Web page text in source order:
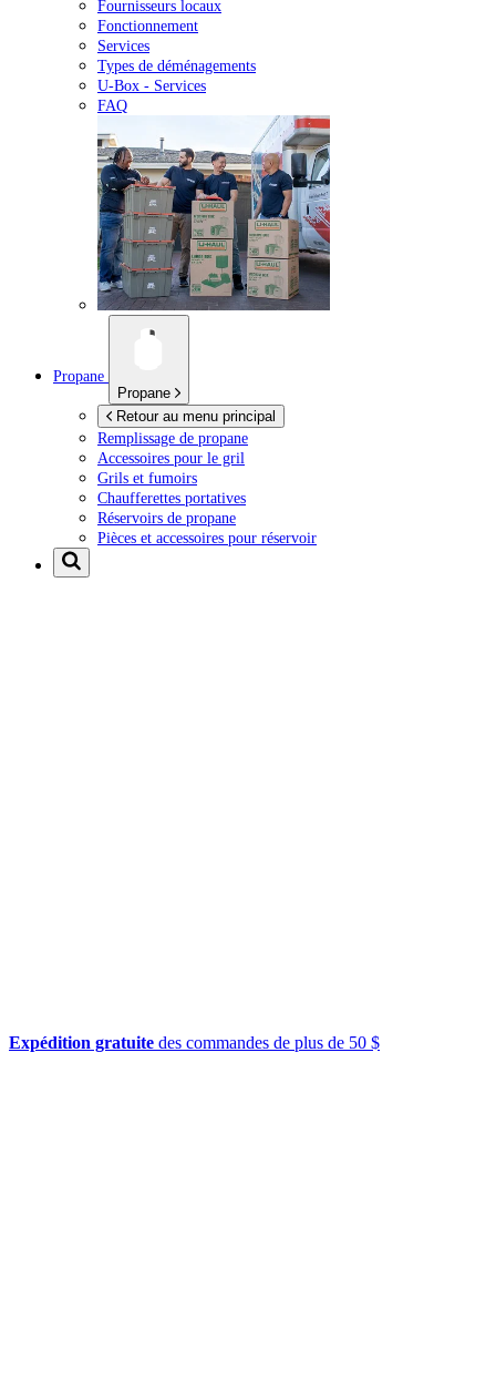
Fournisseurs locaux
Fonctionnement
Services
Types de déménagements
U-Box - Services
FAQ
Propane
Propane
Retour au menu principal
Remplissage de propane
Accessoires pour le gril
Grils et fumoirs
Chaufferettes portatives
Réservoirs de propane
Pièces et accessoires pour réservoir
Expédition gratuite des commandes de plus de 50 $